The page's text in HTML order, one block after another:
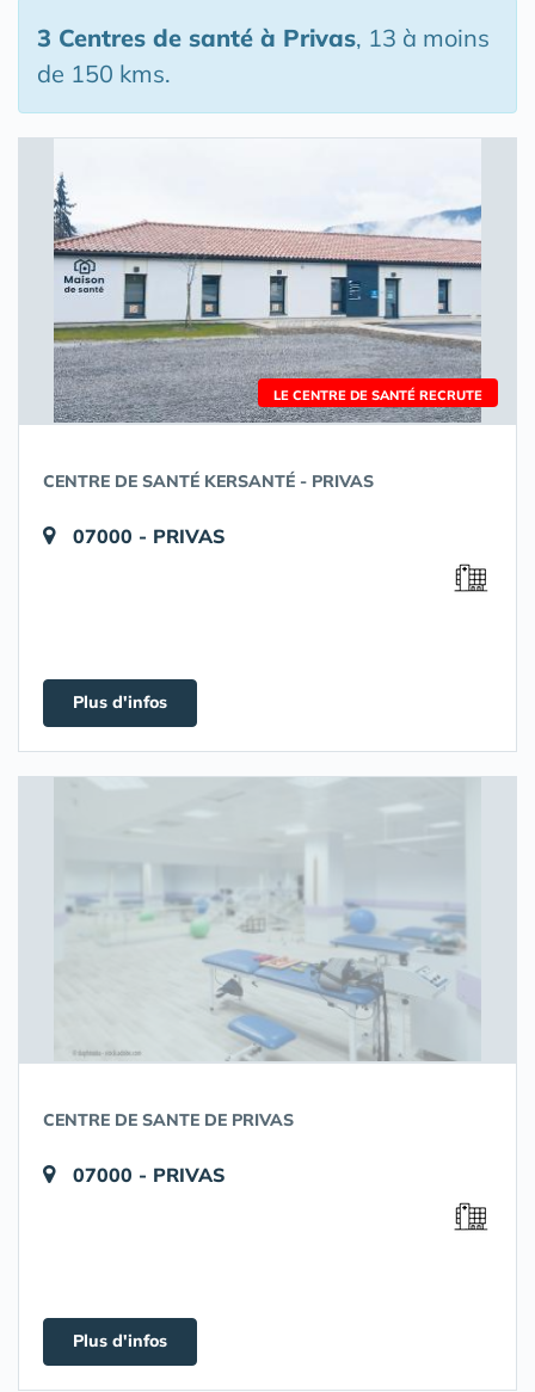
3 Centres de santé à Privas, 13 à moins
de 150 kms.
LE CENTRE DE SANTÉ RECRUTE
CENTRE DE SANTÉ KERSANTÉ - PRIVAS
07000 - PRIVAS
Plus d'infos
CENTRE DE SANTE DE PRIVAS
07000 - PRIVAS
Plus d'infos